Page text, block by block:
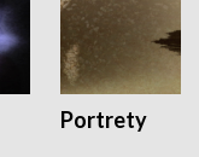
Portrety